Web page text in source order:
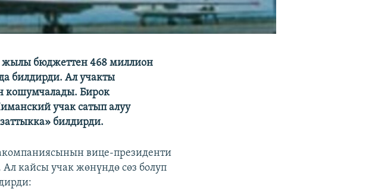
бюджеттен 468 миллион
билдирди. Ал учакты
кошумчалады. Бирок
учак сатып алуу
билдирди.
вице-президенти
кайсы учак жөнүндө сөз болуп